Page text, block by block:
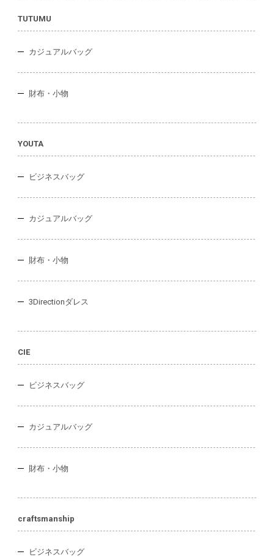
TUTUMU
カジュアルバッグ
財布・小物
YOUTA
ビジネスバッグ
カジュアルバッグ
財布・小物
3Directionダレス
CIE
ビジネスバッグ
カジュアルバッグ
財布・小物
craftsmanship
ビジネスバッグ